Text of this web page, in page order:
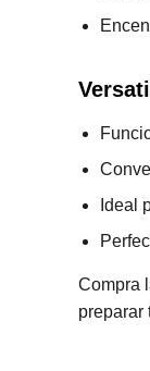
Ideal
Compra
preparar